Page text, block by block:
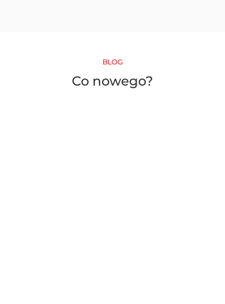
BLOG
Co nowego?